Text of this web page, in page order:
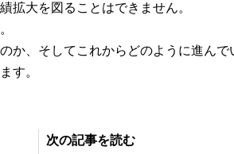
拡大を図ることはできません。
か、そしてこれからどのように進ん
す。
次の記事を読む